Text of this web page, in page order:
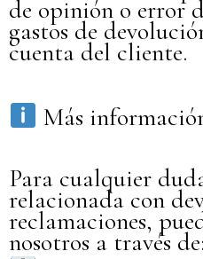
de opinión o error
gastos de
cuenta del cliente.
Más
Para cualquier
relacionada con
reclamaciones,
nosotros a través de: